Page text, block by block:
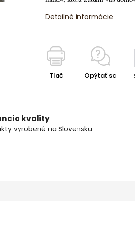
Detailné informácie
Tlač Opýtať sa
kvality
vyrobené na Slovensku